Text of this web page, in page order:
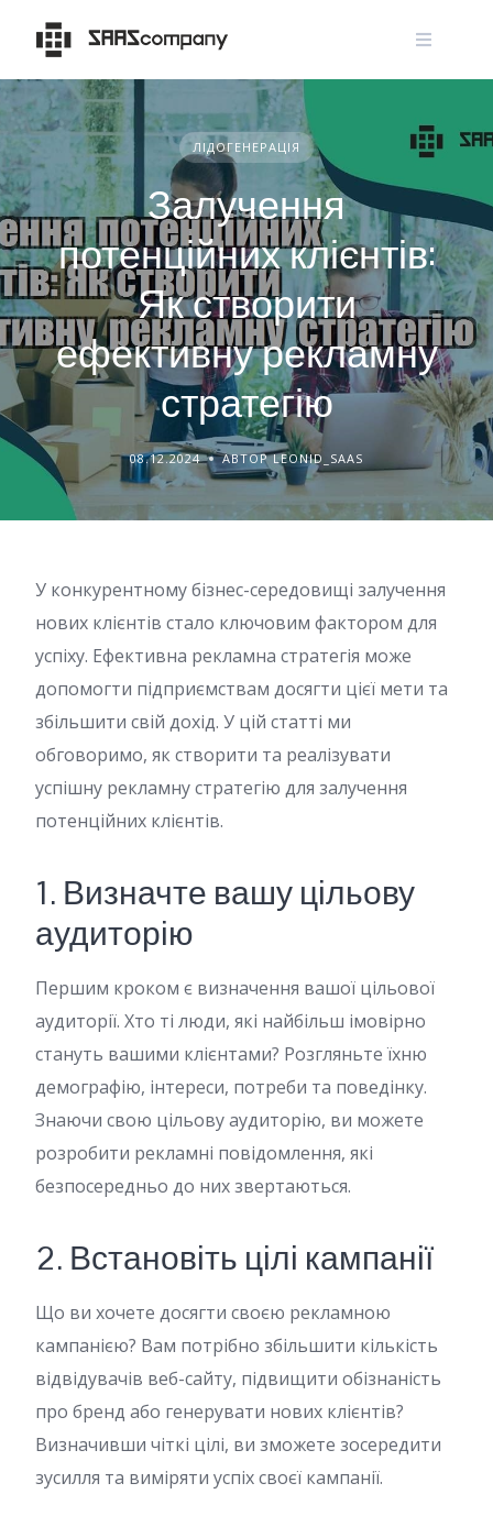
content
ЛІДОГЕНЕРАЦІЯ
Залучення
потенційних клієнтів:
Як створити
ефективну рекламну
стратегію
08.12.2024 АВТОР LEONID_SAAS
У конкурентному бізнес-середовищі залучення
нових клієнтів стало ключовим фактором для
успіху. Ефективна рекламна стратегія може
допомогти підприємствам досягти цієї мети та
збільшити свій дохід. У цій статті ми
обговоримо, як створити та реалізувати
успішну рекламну стратегію для залучення
потенційних клієнтів.
1. Визначте вашу цільову
аудиторію
Першим кроком є визначення вашої цільової
аудиторії. Хто ті люди, які найбільш імовірно
стануть вашими клієнтами? Розгляньте їхню
демографію, інтереси, потреби та поведінку.
Знаючи свою цільову аудиторію, ви можете
розробити рекламні повідомлення, які
безпосередньо до них звертаються.
2. Встановіть цілі кампанії
Що ви хочете досягти своєю рекламною
кампанією? Вам потрібно збільшити кількість
відвідувачів веб-сайту, підвищити обізнаність
про бренд або генерувати нових клієнтів?
Визначивши чіткі цілі, ви зможете зосередити
зусилля та виміряти успіх своєї кампанії.